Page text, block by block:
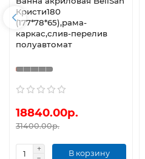
Кристи180
(177*78*65),рама-
каркас,слив-перелив
полуавтомат
18840.00р.
31400.00р.
В корзину